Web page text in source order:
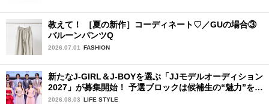
教えて！ ［夏の新作］コーディネート♡／GUの場合③
バルーンパンツQ
2026.07.01 FASHION
新たなJ-GIRL＆J-BOYを選ぶ「JJモデルオーディション
2027」が募集開始！ 予選ブロックは候補生の“魅力”を重
視した「新システム」に変わります
2026.08.03 LIFE STYLE